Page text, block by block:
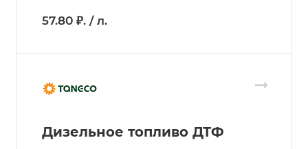
57.80 ₽. / л.
Дизельное топливо ДТФ